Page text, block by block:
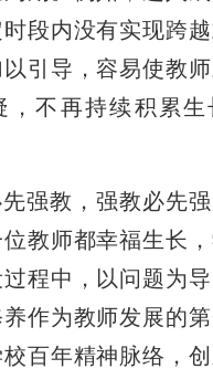
段内没有实现跨越
引导，容易使教
，不再持续积累生
强教，强教必先
教师都幸福生长
程中，以问题为
作为教师发展的第
百年精神脉络，